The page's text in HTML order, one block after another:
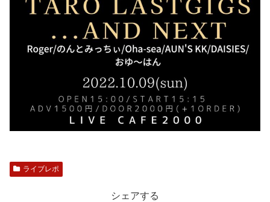
ライブレポ
シェアする